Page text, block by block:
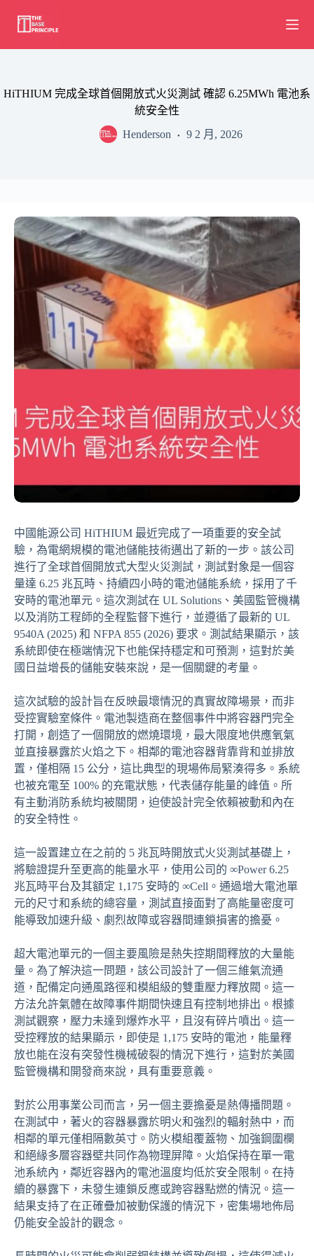
content
HiTHIUM 完成全球首個開放式火災測試 確認 6.25MWh 電池系
統安全性
Henderson
9 2 月, 2026
中國能源公司 HiTHIUM 最近完成了一項重要的安全試
驗，為電網規模的電池儲能技術邁出了新的一步。該公司
進行了全球首個開放式大型火災測試，測試對象是一個容
量達 6.25 兆瓦時、持續四小時的電池儲能系統，採用了千
安時的電池單元。這次測試在 UL Solutions、美國監管機構
以及消防工程師的全程監督下進行，並遵循了最新的 UL
9540A (2025) 和 NFPA 855 (2026) 要求。測試結果顯示，該
系統即使在極端情況下也能保持穩定和可預測，這對於美
國日益增長的儲能安裝來說，是一個關鍵的考量。
這次試驗的設計旨在反映最壞情況的真實故障場景，而非
受控實驗室條件。電池製造商在整個事件中將容器門完全
打開，創造了一個開放的燃燒環境，最大限度地供應氧氣
並直接暴露於火焰之下。相鄰的電池容器背靠背和並排放
置，僅相隔 15 公分，這比典型的現場佈局緊湊得多。系統
也被充電至 100% 的充電狀態，代表儲存能量的峰值。所
有主動消防系統均被關閉，迫使設計完全依賴被動和內在
的安全特性。
這一設置建立在之前的 5 兆瓦時開放式火災測試基礎上，
將驗證提升至更高的能量水平，使用公司的 ∞Power 6.25
兆瓦時平台及其額定 1,175 安時的 ∞Cell。通過增大電池單
元的尺寸和系統的總容量，測試直接面對了高能量密度可
能導致加速升級、劇烈故障或容器間連鎖損害的擔憂。
超大電池單元的一個主要風險是熱失控期間釋放的大量能
量。為了解決這一問題，該公司設計了一個三維氣流通
道，配備定向通風路徑和模組級的雙重壓力釋放閥。這一
方法允許氣體在故障事件期間快速且有控制地排出。根據
測試觀察，壓力未達到爆炸水平，且沒有碎片噴出。這一
受控釋放的結果顯示，即使是 1,175 安時的電池，能量釋
放也能在沒有突發性機械破裂的情況下進行，這對於美國
監管機構和開發商來說，具有重要意義。
對於公用事業公司而言，另一個主要擔憂是熱傳播問題。
在測試中，著火的容器暴露於明火和強烈的輻射熱中，而
相鄰的單元僅相隔數英寸。防火模組覆蓋物、加強鋼圍欄
和絕緣多層容器壁共同作為物理屏障。火焰保持在單一電
池系統內，鄰近容器內的電池溫度均低於安全限制。在持
續的暴露下，未發生連鎖反應或跨容器點燃的情況。這一
結果支持了在正確疊加被動保護的情況下，密集場地佈局
仍能安全設計的觀念。